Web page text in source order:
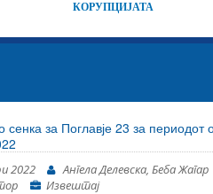
КОРУПЦИЈАТА
Име, опис или
сенка за Поглавје 23 за периодот
2022 Ангела Делевска, Беба Жагар
Извештај